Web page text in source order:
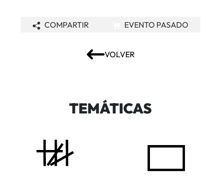
VOLVER
COMPARTIR EVENTO PASADO
TEMÁTICAS